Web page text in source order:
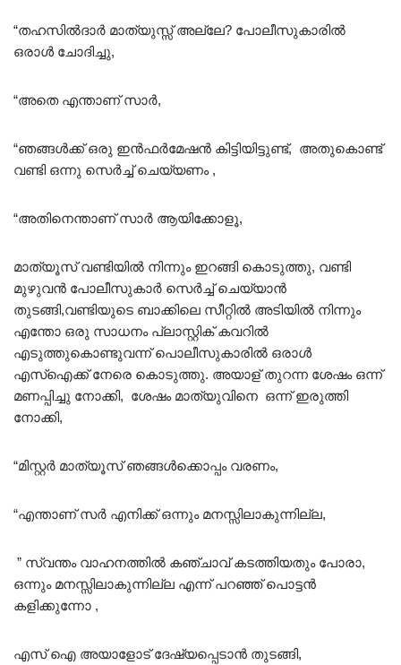
“തഹസിൽദാർ മാത്യുസ്സ് അല്ലേ? പോലീസുകാരിൽ
ഒരാൾ ചോദിച്ചു,
“അതെ എന്താണ് സാർ,
“ഞങ്ങൾക്ക് ഒരു ഇൻഫർമേഷൻ കിട്ടിയിട്ടുണ്ട്, അതുകൊണ്ട്
വണ്ടി ഒന്നു സെർച്ച് ചെയ്യണം ,
“അതിനെന്താണ് സാർ ആയിക്കോളൂ,
മാത്യൂസ് വണ്ടിയിൽ നിന്നും ഇറങ്ങി കൊടുത്തു, വണ്ടി
മുഴുവൻ പോലീസുകാർ സെർച്ച് ചെയ്യാൻ
തുടങ്ങി,വണ്ടിയുടെ ബാക്കിലെ സീറ്റിൽ അടിയിൽ നിന്നും
എന്തോ ഒരു സാധനം പ്ലാസ്റ്റിക് കവറിൽ
എടുത്തുകൊണ്ടുവന്ന് പൊലീസുകാരിൽ ഒരാൾ
എസ്ഐക്ക് നേരെ കൊടുത്തു. അയാള് തുറന്ന ശേഷം ഒന്ന്
മണപ്പിച്ചു നോക്കി, ശേഷം മാത്യുവിനെ ഒന്ന് ഇരുത്തി
നോക്കി,
“മിസ്റ്റർ മാത്യൂസ് ഞങ്ങൾക്കൊപ്പം വരണം,
“എന്താണ് സർ എനിക്ക് ഒന്നും മനസ്സിലാകുന്നില്ല,
” സ്വന്തം വാഹനത്തിൽ കഞ്ചാവ് കടത്തിയതും പോരാ,
ഒന്നും മനസ്സിലാകുന്നില്ല എന്ന് പറഞ്ഞ് പൊട്ടൻ
കളിക്കുന്നോ ,
എസ് ഐ അയാളോട് ദേഷ്യപ്പെടാൻ തുടങ്ങി,